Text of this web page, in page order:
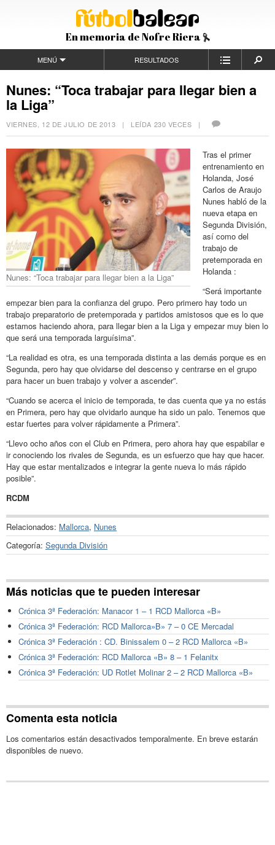
En memoria de Nofre Riera
MENÚ RESULTADOS
Nunes: “Toca trabajar para llegar bien a
la Liga”
VIERNES, 12 DE JULIO DE 2013 | LEÍDA 230 VECES |
Nunes: “Toca trabajar para llegar bien a la Liga”
Tras el primer
entrenamiento en
Holanda, José
Carlos de Araujo
Nunes habló de la
nueva etapa en
Segunda División,
así como del
trabajo de
pretemporada en
Holanda :
“Será importante
empezar bien para la confianza del grupo. Pero primero hay todo un
trabajo preparatorio de pretemporada y partidos amistosos que es lo que
estamos haciendo ahora, para llegar bien a la Liga y empezar muy bien lo
que será una temporada larguísima”.
“La realidad es otra, es una temporada distinta a las demás porque es en
Segunda, pero hay que olvidarse del descenso y centrarse en el grupo
para hacer un buen trabajo y volver a ascender”.
“Cuando se acerca el inicio de temporada, te das cuenta que ya no estás
en Primera, pero hay que olvidarlo aunque ha sido un palo. Tenemos que
estar fuertes para volver rápidamente a Primera”.
“Llevo ocho años con el Club en Primera, pero ahora hay que espabilar e
ir conociendo los rivales de Segunda, es un esfuerzo que hay que hacer.
Hay que estar mentalizados e integrar la gente nueva lo más rápido
posible”.
RCDM
Relacionados: Mallorca, Nunes
Categoría: Segunda División
Más noticias que te pueden interesar
Crónica 3ª Federación: Manacor 1 – 1 RCD Mallorca «B»
Crónica 3ª Federación: RCD Mallorca»B» 7 – 0 CE Mercadal
Crónica 3ª Federación : CD. Binissalem 0 – 2 RCD Mallorca «B»
Crónica 3ª Federación: RCD Mallorca «B» 8 – 1 Felanitx
Crónica 3ª Federación: UD Rotlet Molinar 2 – 2 RCD Mallorca «B»
Comenta esta noticia
Los comentarios están desactivados temporalmente. En breve estarán
disponibles de nuevo.